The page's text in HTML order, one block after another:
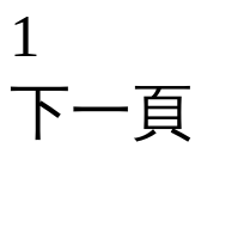
1
下一頁